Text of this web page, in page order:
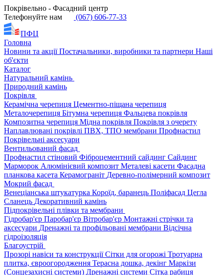
Покрівельно - Фасадний центр
Телефонуйте нам
(067) 606-77-33
ПФЦ
Головна
Новини та акціїПостачальники, виробники та партнери Наші
об'єкти
Каталог
Натуральний камінь
Природний камінь
Покрівля
Керамічна черепиця Цементно-піщана черепиця
Металочерепиця Бітумна черепиця Фальцева покрівля
Композитна черепиця Мідна покрівля Покрівля з очерету
Наплавлювані покрівлі ПВХ, ТПО мембрани Профнастил
Покрівельні аксесуари
Вентильований фасад
Профнастил стіновий Фіброцементний сайдинг Сайдинг
Марморок Алюмінієвий композит Металеві касети Фасадна
планкова касета Керамограніт Деревно-полімерний композит
Мокрий фасад
Венеціанська штукатурка Короїд, баранець Поліфасад Цегла
Сланець Декоративний камінь
Підпокрівельні плівки та мембрани
Гідробар'єр Паробар'єр Вітробар'єр Монтажні стрічки та
аксесуари Дренажні та профільовані мембрани Відсічна
гідроізоляція
Благоустрій
Прозорі навіси та конструкціїСітки для огорожі Тротуарна
плитка, євроогородження Терасна дошка, декінг Маркізи
(Сонцезахисні системи) Дренажні системи Сітка рабиця